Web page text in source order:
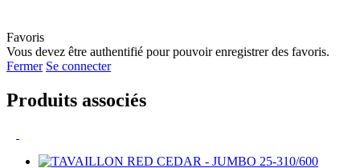
Favoris
Vous devez être authentifié pour pouvoir enregistrer des favoris.
Fermer Se connecter
Produits associés